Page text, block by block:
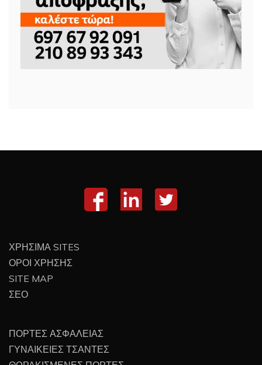
ΧΡΗΣΙΜΑ SITES
ΟΡΟΙ ΧΡΗΣΗΣ
SITE MAP
ΣΕΟ
ΠΟΡΤΕΣ ΑΣΦΑΛΕΙΑΣ
ΓΥΝΑΙΚΕΙΕΣ ΤΣΑΝΤΕΣ